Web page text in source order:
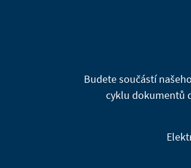
Budete součástí
cyklu dokumentů